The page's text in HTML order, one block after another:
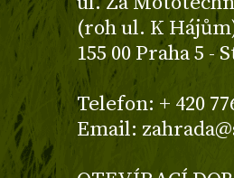
(roh ul. K
155 00 Praha 5 -
Telefon: + 420
Email: